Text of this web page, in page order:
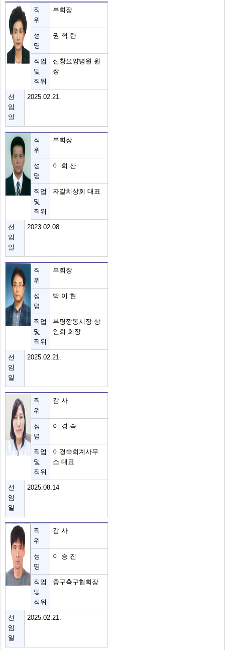
직
위
부회장
성
명
권 혁 란
직업
및
직위
신창요양병원 원
장
선
임
일
2025.02.21.
직
위
부회장
성
명
이 희 산
직업
및
직위
자갈치상회 대표
선
임
일
2023.02.08.
직
위
부회장
성
명
박 이 현
직업
및
직위
부평깡통시장 상
인회 회장
선
임
일
2025.02.21.
직
위
감 사
성
명
이 경 숙
직업
및
직위
이경숙회계사무
소 대표
선
임
일
2025.08.14
직
위
감 사
성
명
이 승 진
직업
및
직위
중구축구협회장
선
임
일
2025.02.21.